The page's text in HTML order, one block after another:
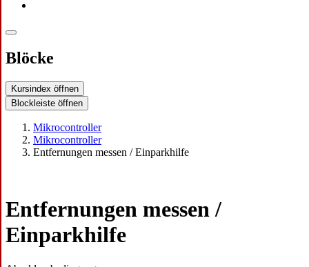
Blöcke
Kursindex öffnen
Blockleiste öffnen
Mikrocontroller
Mikrocontroller
Entfernungen messen / Einparkhilfe
Entfernungen messen /
Einparkhilfe